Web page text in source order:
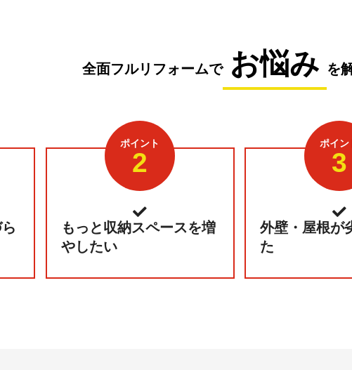
全面フルリフォームで お悩み を
ポイント
2
もっと収納スペースを増
やしたい
ポイン
3
外壁・屋根が
た